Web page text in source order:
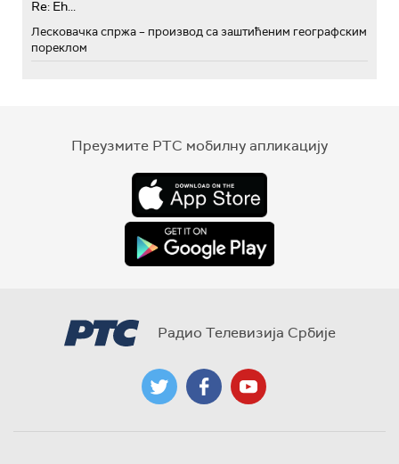
Re: Eh...
Лесковачка спржа – производ са заштићеним географским
пореклом
Преузмите РТС мобилну апликацију
Радио Телевизија Србије